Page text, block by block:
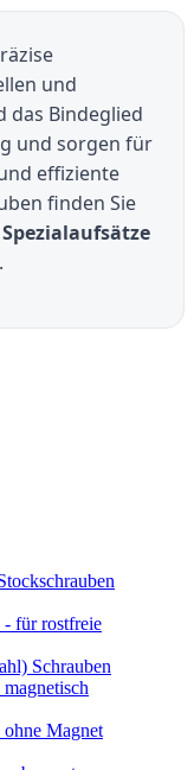
und
das Bindeglied
und sorgen für
effiziente
finden Sie
Schrauben